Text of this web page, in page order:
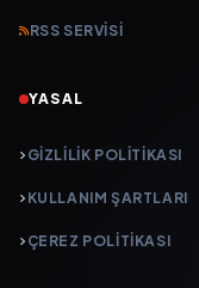
RSS SERVISI
YASAL
GIZLILIK POLITIKASI
KULLANIM ŞARTLARI
ÇEREZ POLITIKASI